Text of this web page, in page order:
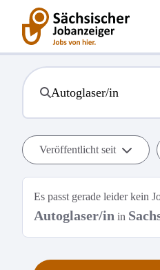
Veröffentlicht seit
Es passt gerade leider kein
Autoglaser/in in